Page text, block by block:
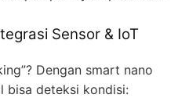
Sensor & IoT
Dengan smart nano
bisa deteksi kondisi: